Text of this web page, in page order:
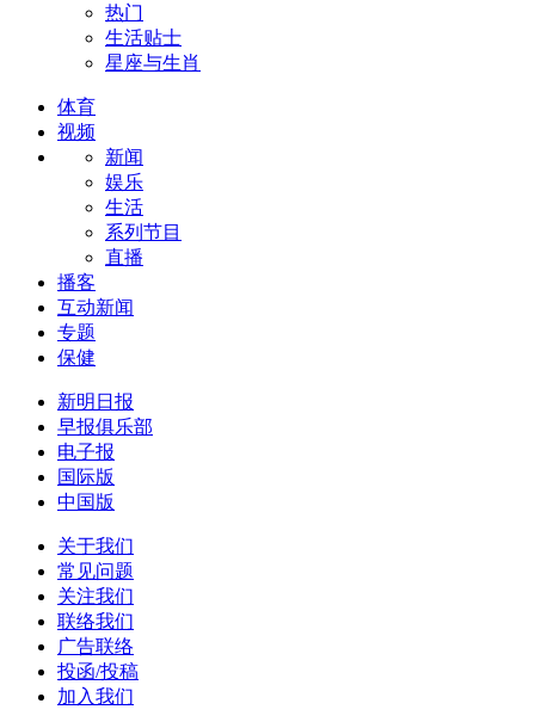
热门
生活贴士
星座与生肖
体育
视频
新闻
娱乐
生活
系列节目
直播
播客
互动新闻
专题
保健
新明日报
早报俱乐部
电子报
国际版
中国版
关于我们
常见问题
关注我们
联络我们
广告联络
投函/投稿
加入我们